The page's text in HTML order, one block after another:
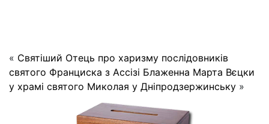
« Святіший Отець про харизму послідовників
святого Франциска з Ассізі Блаженна Марта Вєцки
у храмі святого Миколая у Дніпродзержинську »